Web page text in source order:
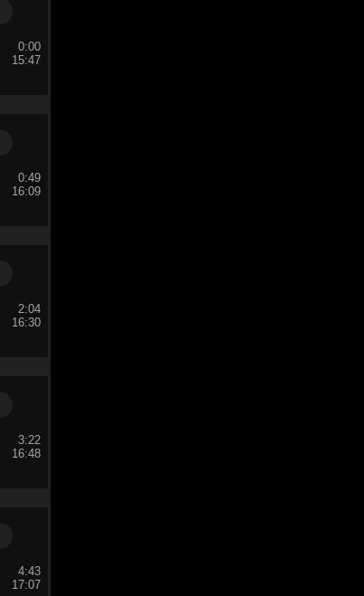
0:00
15:47
0:49
16:09
2:04
16:30
3:22
16:48
4:43
17:07